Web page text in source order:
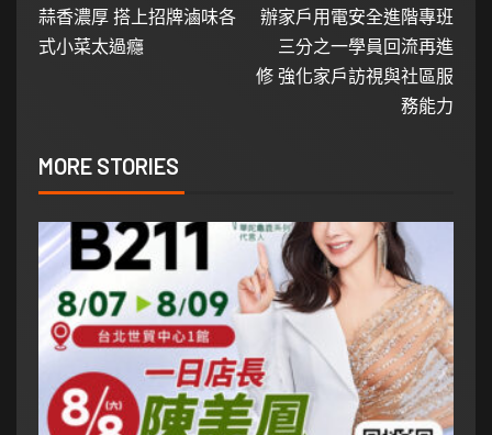
蒜香濃厚 搭上招牌滷味各
式小菜太過癮
辦家戶用電安全進階專班
三分之一學員回流再進
修 強化家戶訪視與社區服
務能力
MORE STORIES